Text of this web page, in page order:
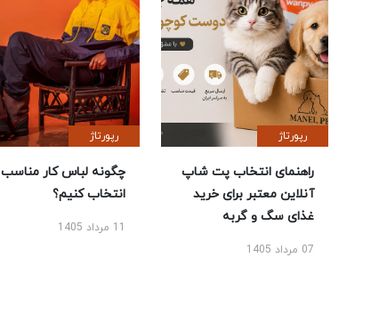
رپورتاژ
راهنمای انتخاب پت شاپ
آنلاین معتبر برای خرید
غذای سگ و گربه
07 مرداد 1405
رپورتاژ
چگونه لباس کار مناسب
انتخاب کنیم؟
11 مرداد 1405